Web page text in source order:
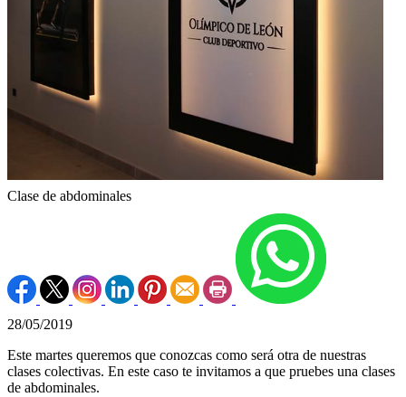
Clase de abdominales
28/05/2019
Este martes queremos que conozcas como será otra de nuestras
clases colectivas. En este caso te invitamos a que pruebes una clases
de abdominales.